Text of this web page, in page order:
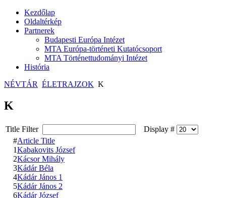
Kezdőlap
Oldaltérkép
Partnerek
Budapesti Európa Intézet
MTA Európa-történeti Kutatócsoport
MTA Történettudományi Intézet
História
NÉVTÁR ÉLETRAJZOK K
K
Title Filter
Display #
#Article Title
1Kabakovits József
2Kácsor Mihály
3Kádár Béla
4Kádár János 1
5Kádár János 2
6Kádár József